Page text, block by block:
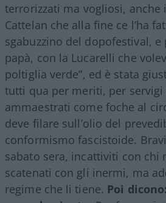
terrorizzati ma vogliosi, anche
Cattelan che alla fine ce l’ha
sgabuzzino del dopofestival,
papà, con la Lucarelli che
poltiglia verde”, ed è stata
tutti qua per meriti, per servigi
ammaestrati come foche al
deve filare sull’olio del
conformismo fascistoide.
sabato sera, incattiviti con chi
scatenati con gli inermi, ma
regime che li tiene. Poi